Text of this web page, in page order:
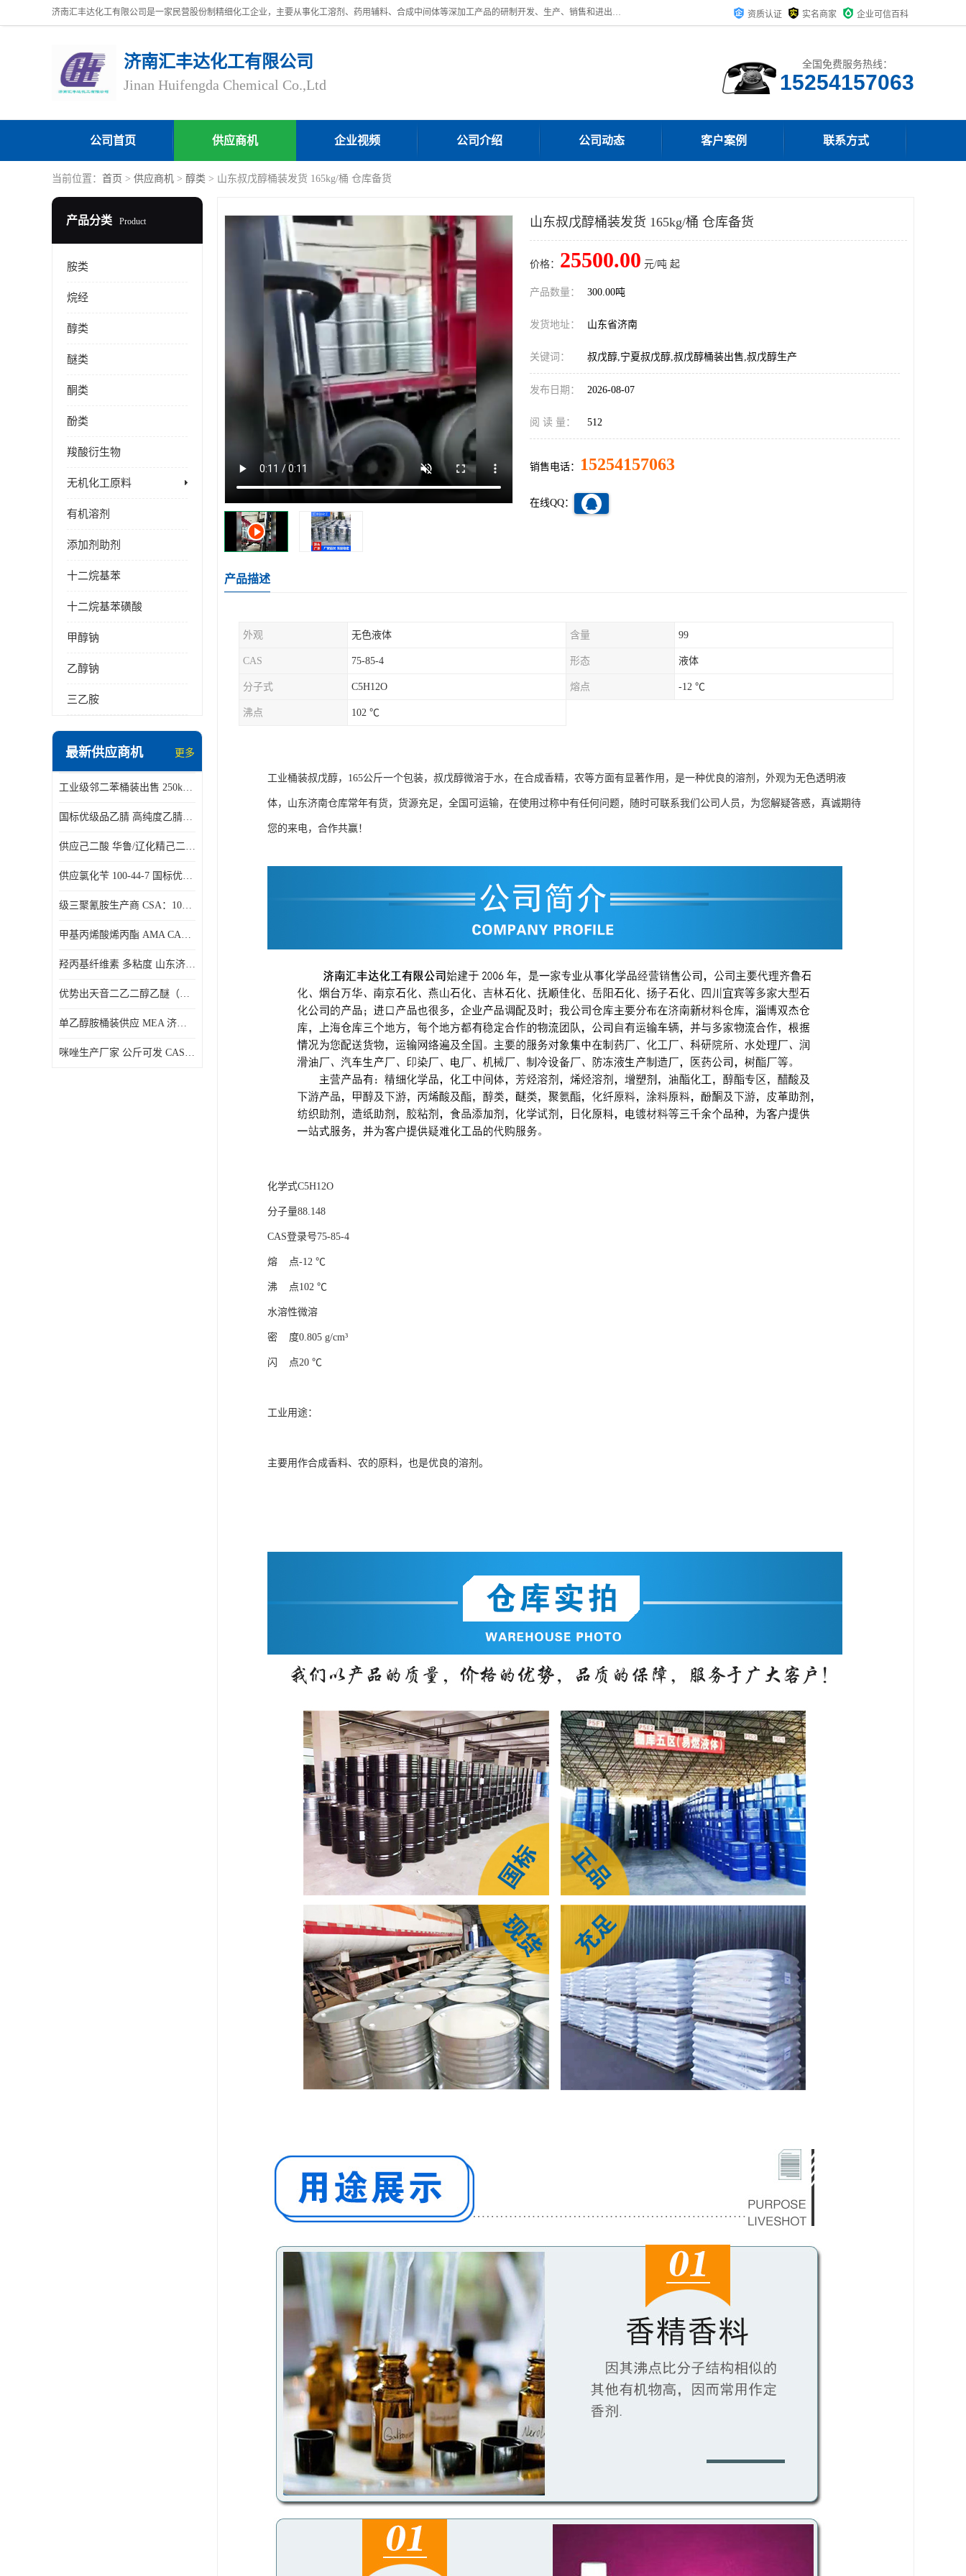
济南汇丰达化工有限公司是一家民营股份制精细化工企业，主要从事化工溶剂、药用辅料、合成中间体等深加工产品的研制开发、生产、销售和进出口贸易。主营产品：环氧丙烷，十二烷基苯，甲基磺酸，磺酸，DMF，DMAC，甘油，苯甲醇，乙酰氯，甲基丙烯酸，甲基丙烯酸甲酯，叔丁醇，异辛酸，二乙烯三胺，一乙，二乙‎，三乙醇胺，原乙酸三甲酯等化工产品及中间体。欢迎各界朋友洽谈咨询业务。 资质认证 实名商家 企业可信百科
济南汇丰达化工有限公司
Jinan Huifengda Chemical Co.,Ltd
全国免费服务热线：
15254157063
公司首页 供应商机 企业视频 公司介绍 公司动态 客户案例 联系方式
当前位置： 首页 > 供应商机 > 醇类 > 山东叔戊醇桶装发货 165kg/桶 仓库备货
产品分类 Product
胺类
烷经
醇类
醚类
酮类
酚类
羧酸衍生物
无机化工原料
有机溶剂
添加剂助剂
十二烷基苯
十二烷基苯磺酸
甲醇钠
乙醇钠
三乙胺
最新供应商机 更多
工业级邻二苯桶装出售 250kg/桶 95-50-1
国标优级品乙腈 高纯度乙腈桶装现货160kg桶
供应己二酸 华鲁/辽化精己二酸 大包装可分小包装现货
供应氯化苄 100-44-7 国标优等品苄基氯 一桶起发
级三聚氰胺生产商 CSA：108-78-1 济南发货
甲基丙烯酸烯丙酯 AMA CAS：96-05-9
羟丙基纤维素 多粘度 山东济南仓库发货
优势出天音二乙二醇乙醚（DPE）山东仓库发现货
单乙醇胺桶装供应 MEA 济南仓库发货 厂家
咪唑生产厂家 公斤可发 CAS:288-32-4
山东叔戊醇桶装发货 165kg/桶 仓库备货
价格： 25500.00 元/吨 起
产品数量： 300.00吨
发货地址： 山东省济南
关键词： 叔戊醇,宁夏叔戊醇,叔戊醇桶装出售,叔戊醇生产
发布日期： 2026-08-07
阅 读 量： 512
销售电话： 15254157063
在线QQ：
产品描述
外观 无色液体 含量 99
CAS 75-85-4 形态 液体
分子式 C5H12O 熔点 -12 ℃
沸点 102 ℃
工业桶装叔戊醇，165公斤一个包装，叔戊醇微溶于水，在合成香精，农等方面有显著作用，是一种优良的溶剂，外观为无色透明液
体，山东济南仓库常年有货，货源充足，全国可运输，在使用过称中有任何问题，随时可联系我们公司人员，为您解疑答惑，真诚期待
您的来电，合作共赢！
化学式C5H12O
分子量88.148
CAS登录号75-85-4
熔 点-12 ℃
沸 点102 ℃
水溶性微溶
密 度0.805 g/cm³
闪 点20 ℃
工业用途：
主要用作合成香料、农的原料，也是优良的溶剂。